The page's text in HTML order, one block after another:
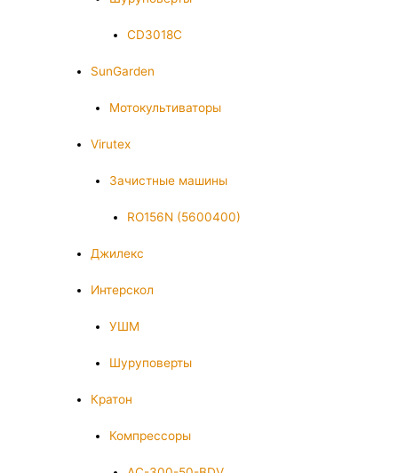
CD3018C
SunGarden
Мотокультиваторы
Virutex
Зачистные машины
RO156N (5600400)
Джилекс
Интерскол
УШМ
Шуруповерты
Кратон
Компрессоры